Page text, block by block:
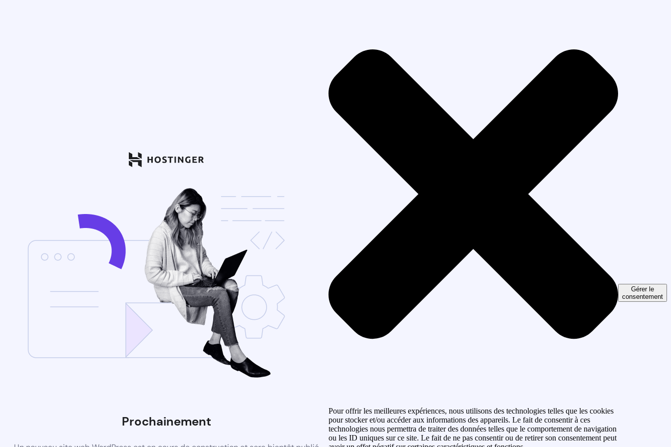
Prochainement
Pour offrir les meilleures expériences, nous utilisons des technologies telles que les cookies
pour stocker et/ou accéder aux informations des appareils. Le fait de consentir à ces
technologies nous permettra de traiter des données telles que le comportement de navigation
ou les ID uniques sur ce site. Le fait de ne pas consentir ou de retirer son consentement peut
Gérer le
consentement